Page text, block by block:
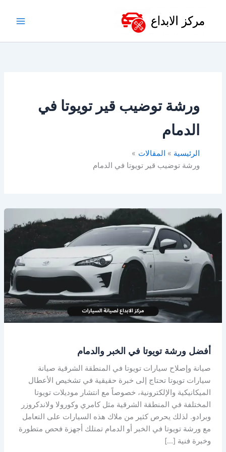
ورشة توضيب قير تويوتا في
الدمام
الرئيسية
المقالات
ورشة توضيب قير تويوتا في الدمام
أفضل ورشة تويوتا في الخبر والدمام
صيانة وإصلاح سيارات تويوتا في المنطقة الشرقية صيانة
سيارات تويوتا تحتاج إلى خبرة حقيقية في تشخيص الأعطال
الميكانيكية والإلكترونية، خصوصاً مع انتشار موديلات تويوتا
المختلفة في المنطقة الشرقية مثل كامري وكورولا ولاندكروزر
وبرادو. لذلك يحرص كثير من ملاك هذه السيارات على التعامل
مع ورشة تويوتا في الخبر أو الدمام تمتلك أجهزة فحص متطورة
وخبرة فنية […]
أفضل
في
الخبر
والدمام